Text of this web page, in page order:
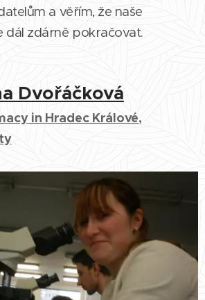
a věřím, že naše
dál zdárně pokračovat.
Dvořáčková
in Hradec Králové,